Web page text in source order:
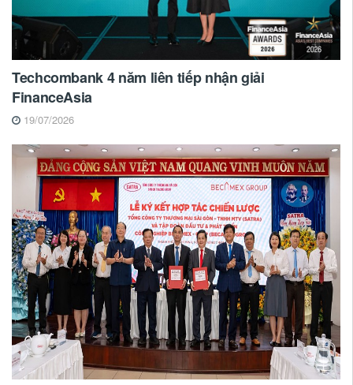
Techcombank 4 năm liên tiếp nhận giải
FinanceAsia
19/07/2026